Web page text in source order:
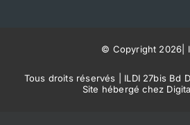
© Copyright 2026
Tous droits réservés | ILDI 27bis Bd
Site hébergé chez